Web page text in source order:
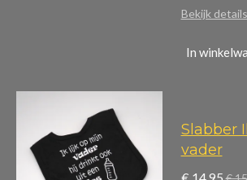
Bekijk details
In
Slabber
vader